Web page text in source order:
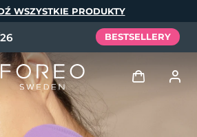
WSZYSTKIE PRODUKTY
BESTSELLERY